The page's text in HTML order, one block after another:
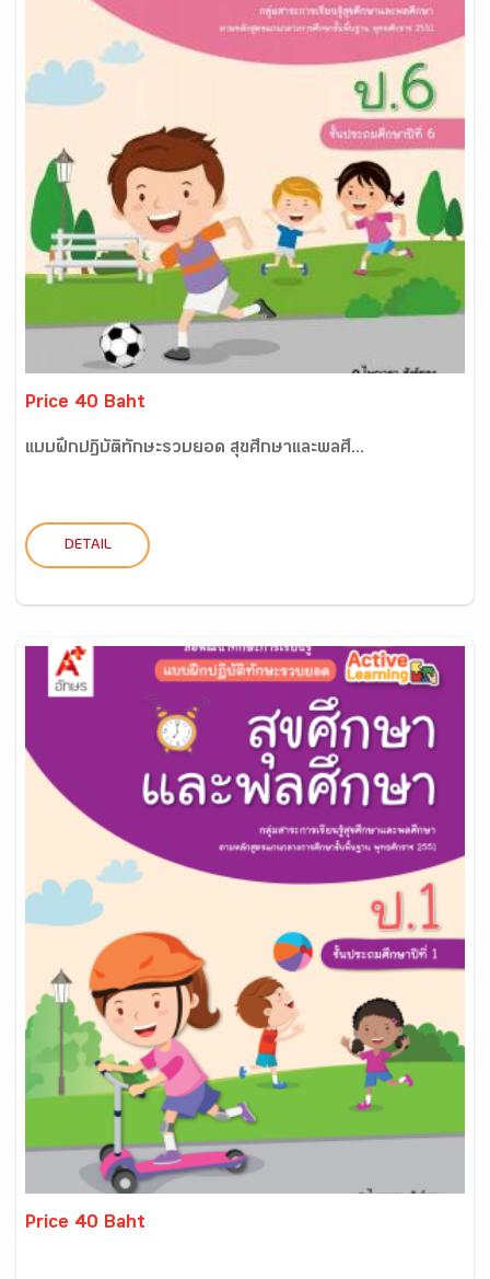
Price 40 Baht
แบบฝึกปฏิบัติทักษะรวบยอด สุขศึกษาและพลศึ...
DETAIL
Price 40 Baht